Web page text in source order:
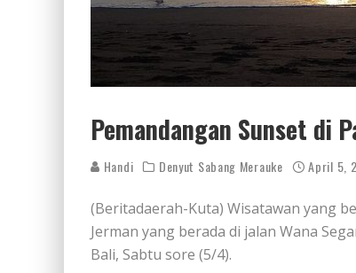
Pemandangan Sunset di
Handi Denyut Sabang Merauke April 5,
(Beritadaerah-Kuta) Wisatawan yang
Jerman yang berada di jalan Wana
Bali, Sabtu sore (5/4).